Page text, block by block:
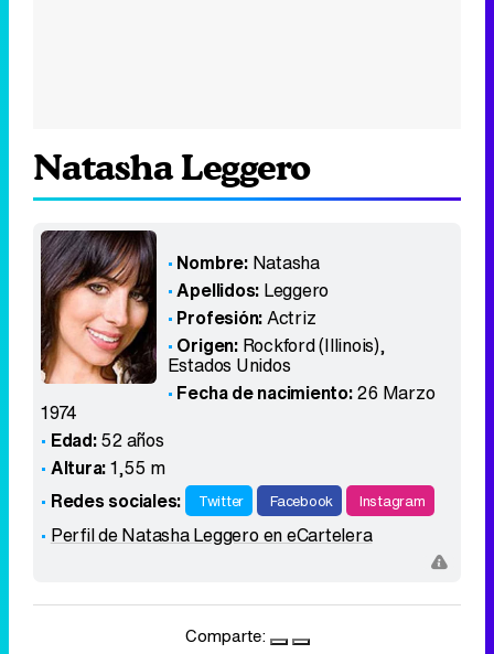
Natasha Leggero
Nombre: Natasha
Apellidos: Leggero
Profesión:Actriz
Origen: Rockford (Illinois),
Estados Unidos
Fecha de nacimiento:26 Marzo
1974
Edad:52 años
Altura:1,55 m
Redes sociales:
Twitter Facebook Instagram
Perfil de Natasha Leggero en eCartelera
Comparte: